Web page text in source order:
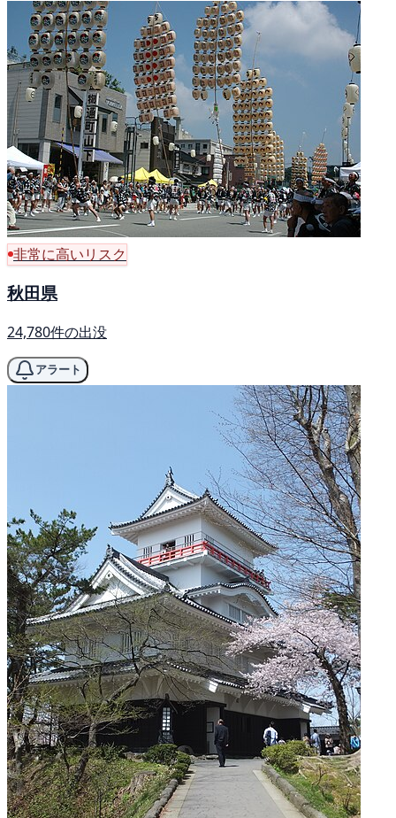
非常に高いリスク
秋田県
24,780件の出没
アラート